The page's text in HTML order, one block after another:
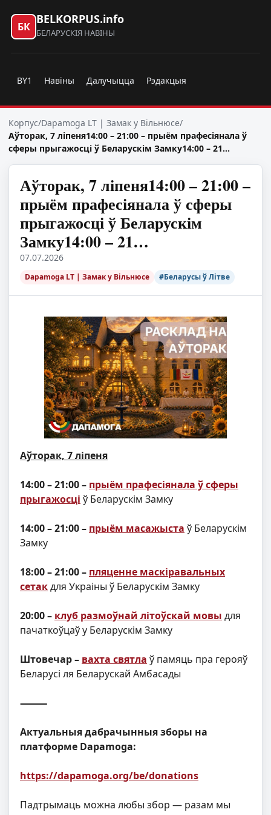
БК
BELKORPUS.info
БЕЛАРУСКІЯ НАВІНЫ
BY1 Навіны Далучыцца Рэдакцыя
Корпус/Dapamoga LT | Замак у Вільнюсе/
Аўторак, 7 ліпеня14:00 – 21:00 – прыём прафесіянала ў
сферы прыгажосці ў Беларускім Замку14:00 – 21…
Аўторак, 7 ліпеня14:00 – 21:00 –
прыём прафесіянала ў сферы
прыгажосці ў Беларускім
Замку14:00 – 21…
07.07.2026
Dapamoga LT | Замак у Вільнюсе #Беларусы ў Літве
Аўторак, 7 ліпеня
14:00 – 21:00 – прыём прафесіянала ў сферы
прыгажосці ў Беларускім Замку
14:00 – 21:00 – прыём масажыста ў Беларускім
Замку
18:00 – 21:00 – пляценне маскіравальных
сетакдля Украіны ў Беларускім Замку
20:00 – клуб размоўнай літоўскай мовы для
пачаткоўцаў у Беларускім Замку
Штовечар– вахта святла ў памяць пра герояў
Беларусі ля Беларускай Амбасады
⸻
Актуальныя дабрачынныя зборы на
платформе Dapamoga:
https://dapamoga.org/be/donations
Падтрымаць можна любы збор — разам мы